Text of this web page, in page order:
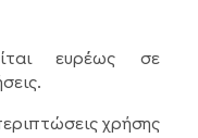
ευρέως σε
χρήσης